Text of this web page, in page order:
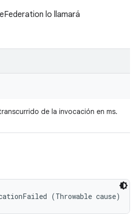
lo llamará
de la invocación en ms.
(Throwable cause)